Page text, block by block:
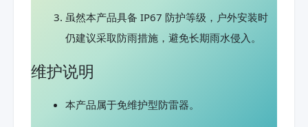
虽然本产品具备 IP67 防护等级，户外安装时
仍建议采取防雨措施，避免长期雨水侵入。
维护说明
本产品属于免维护型防雷器。